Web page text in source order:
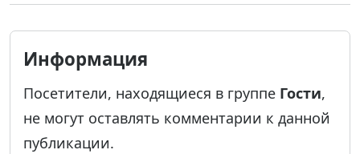
Информация
Посетители, находящиеся в группе Гости,
не могут оставлять комментарии к данной
публикации.